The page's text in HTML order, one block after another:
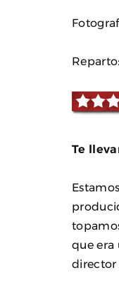
Te
que era
director